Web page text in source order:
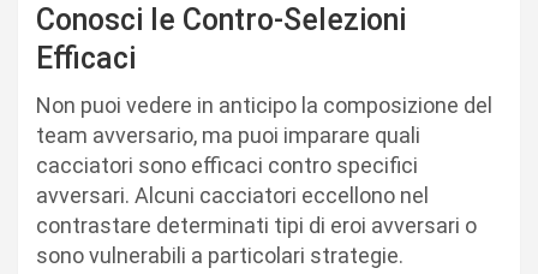
Conosci le Contro-Selezioni
Efficaci
Non puoi vedere in anticipo la composizione del
team avversario, ma puoi imparare quali
cacciatori sono efficaci contro specifici
avversari. Alcuni cacciatori eccellono nel
contrastare determinati tipi di eroi avversari o
sono vulnerabili a particolari strategie.